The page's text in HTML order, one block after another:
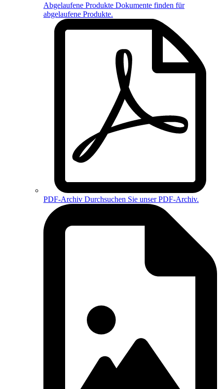
Abgelaufene Produkte Dokumente finden für
abgelaufene Produkte.
PDF-Archiv Durchsuchen Sie unser PDF-Archiv.